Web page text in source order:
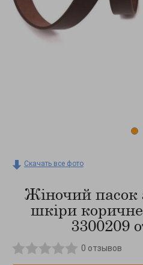
Скачать все фото
Жіночий пасок
шкіри
3300209
0 отзывов